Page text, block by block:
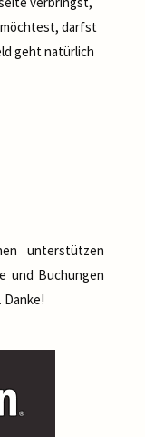
möchtest, darfst
geht natürlich
unterstützen
und Buchungen